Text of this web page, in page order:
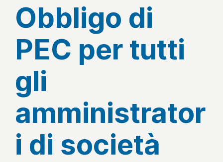
Obbligo di
PEC per tutti
gli
amministrator
i di società